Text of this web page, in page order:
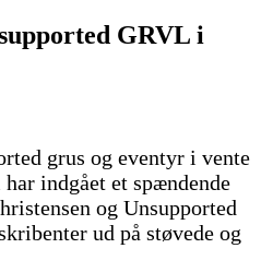
GRVL i
grus og eventyr i vente
indgået et spændende
og Unsupported
ud på støvede og